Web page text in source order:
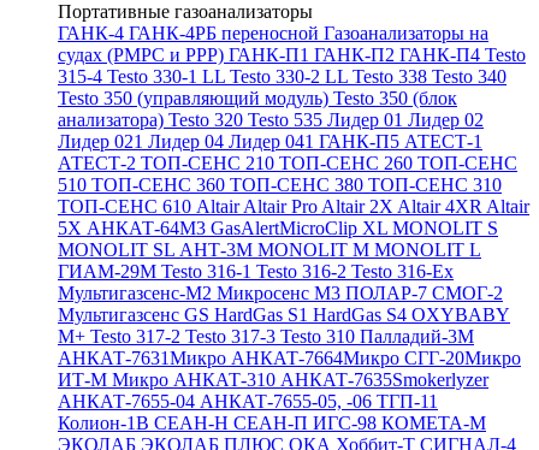
Портативные газоанализаторы
ГАНК-4 ГАНК-4РБ переносной Газоанализаторы на
судах (РМРС и РРР) ГАНК-П1 ГАНК-П2 ГАНК-П4 Testo
315-4 Testo 330-1 LL Testo 330-2 LL Testo 338 Testo 340
Testo 350 (управляющий модуль) Testo 350 (блок
анализатора) Testo 320 Testo 535 Лидер 01 Лидер 02
Лидер 021 Лидер 04 Лидер 041 ГАНК-П5 АТЕСТ-1
АТЕСТ-2 ТОП-СЕНС 210 ТОП-СЕНС 260 ТОП-СЕНС
510 ТОП-СЕНС 360 ТОП-СЕНС 380 ТОП-СЕНС 310
ТОП-СЕНС 610 AltairAltair Pro Altair 2X Altair 4XR Altair
5X АНКАТ-64М3 GasAlertMicroClip XL MONOLIT S
MONOLIT SL АНТ-3М MONOLIT M MONOLIT L
ГИАМ-29М Testo 316-1 Testo 316-2 Testo 316-Ex
Мультигазсенс-М2 Микросенс М3 ПОЛАР-7 СМОГ-2
Мультигазсенс GS HardGas S1 HardGas S4 OXYBABY
M+ Testo 317-2 Testo 317-3 Testo 310 Палладий-3М
АНКАТ-7631Микро АНКАТ-7664Микро СГГ-20Микро
ИТ-М Микро АНКАТ-310 АНКАТ-7635Smokerlyzer
АНКАТ-7655-04 АНКАТ-7655-05, -06 ТГП-11
Колион-1В СЕАН-Н СЕАН-П ИГС-98 КОМЕТА-М
ЭКОЛАБ ЭКОЛАБ ПЛЮС ОКА Хоббит-Т СИГНАЛ-4